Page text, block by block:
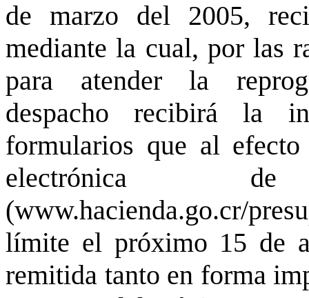
de marzo del 2005,
mediante la cual, por las
para atender la
despacho recibirá la
formularios que al
electrónica
(www.hacienda.go.cr/
límite el próximo 15 de
remitida tanto en forma